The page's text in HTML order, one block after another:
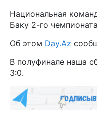
Национальная
Баку 2-го
Об этом Day.Az
В полуфинале наша
3:0.